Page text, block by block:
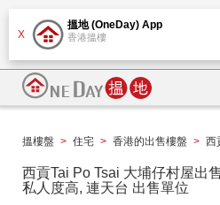
X
搵地 (OneDay) App
香港搵樓
搵樓盤 > 住宅 > 香港的出售樓盤 > 西
西貢Tai Po Tsai 大埔仔村屋出
私人度高, 連天台 出售單位